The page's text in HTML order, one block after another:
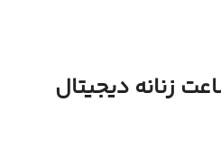
زنانه دیجیتال